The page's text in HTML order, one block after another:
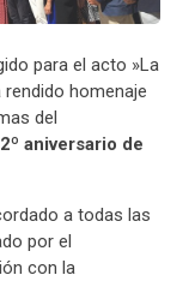
para el acto »La
homenaje
del
aniversario de
a todas las
por el
con la